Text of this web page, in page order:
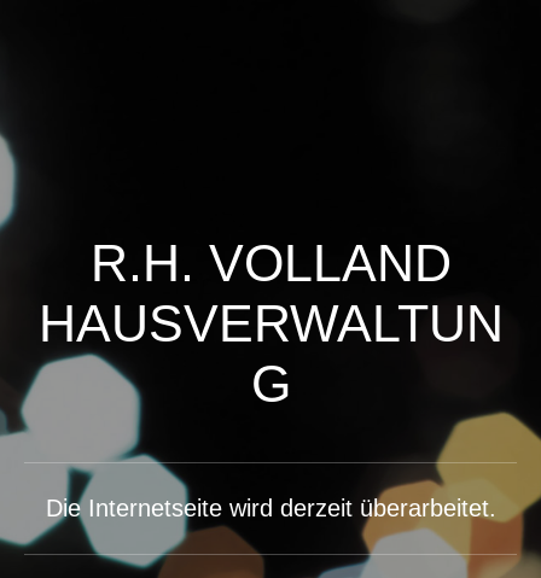
R.H. VOLLAND
HAUSVERWALTUN
G
Die Internetseite wird derzeit überarbeitet.